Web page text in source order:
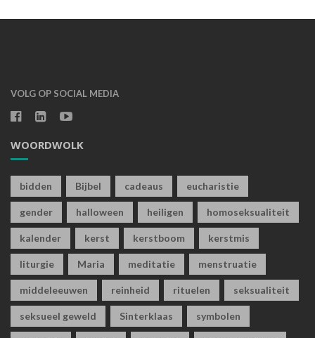
VOLG OP SOCIAL MEDIA
WOORDWOLK
bidden Bijbel cadeaus eucharistie
gender halloween heiligen homoseksualiteit
kalender kerst kerstboom kerstmis
liturgie Maria meditatie menstruatie
middeleeuwen reinheid rituelen seksualiteit
seksueel geweld Sinterklaas symbolen